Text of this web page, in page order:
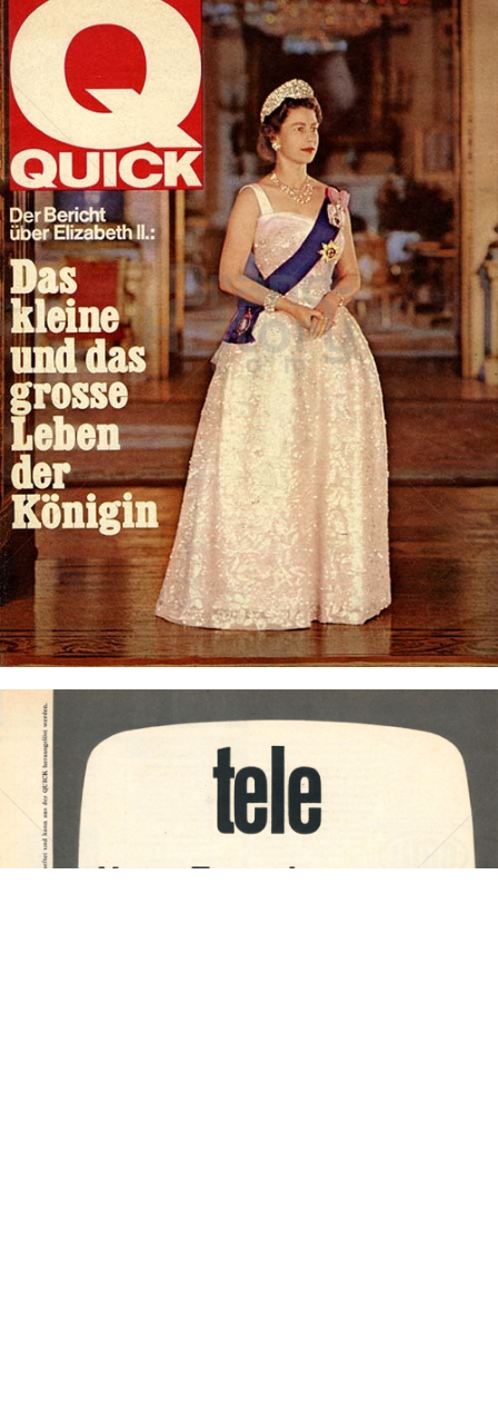
QUICK
QUICK - Die Illustrierte (25. 4. 1948 - 27. 8. 1992)
1965
Bild-ID: 73819